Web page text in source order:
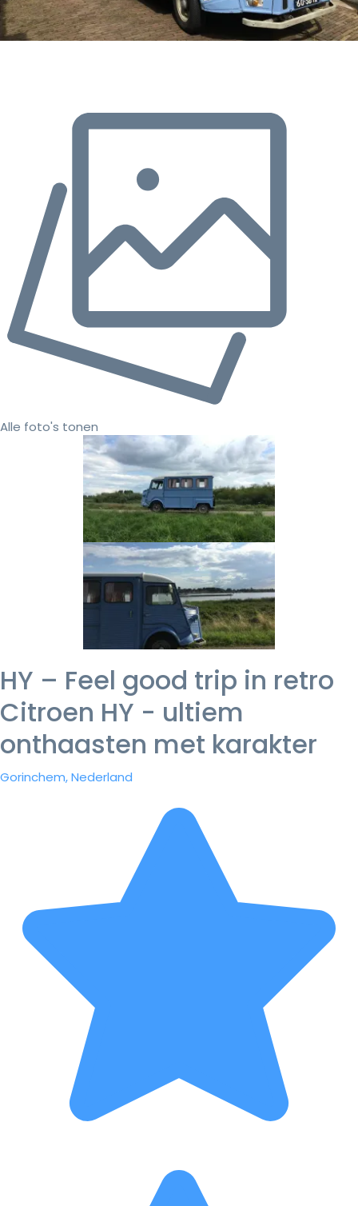
Alle foto's tonen
HY – Feel good trip in retro
Citroen HY - ultiem
onthaasten met karakter
Gorinchem, Nederland